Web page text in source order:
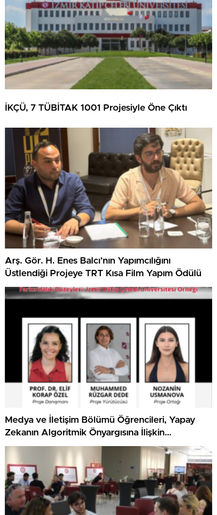
İKÇÜ, 7 TÜBİTAK 1001 Projesiyle Öne Çıktı
Arş. Gör. H. Enes Balcı’nın Yapımcılığını
Üstlendiği Projeye TRT Kısa Film Yapım Ödülü
Medya ve İletişim Bölümü Öğrencileri, Yapay
Zekanın Algoritmik Önyargısına İlişkin
Farkındalık Düzeylerini Araştıracak